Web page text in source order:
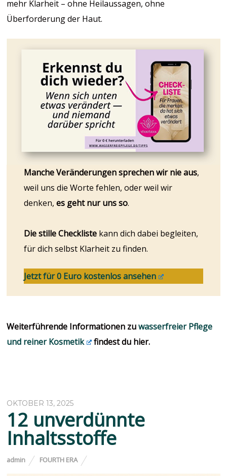
mehr Klarheit – ohne Heilaussagen, ohne
Überforderung der Haut.
Manche Veränderungen sprechen wir nie aus,
weil uns die Worte fehlen, oder weil wir
denken,es geht nur uns so.
Die stille Checkliste kann dich dabei begleiten,
für dich selbst Klarheit zu finden.
Jetzt für 0 Euro kostenlos ansehen
Weiterführende Informationen zuwasserfreier Pflege
und reiner Kosmetik
findest du hier.
OKTOBER 13, 2025
12 unverdünnte
Inhaltsstoffe
admin FOURTH ERA